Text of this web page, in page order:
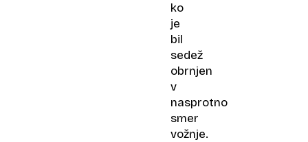
ko
je
bil
sedež
obrnjen
v
nasprotno
smer
vožnje.